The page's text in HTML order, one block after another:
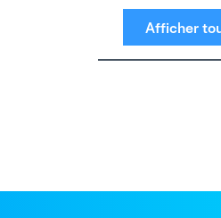
Afficher